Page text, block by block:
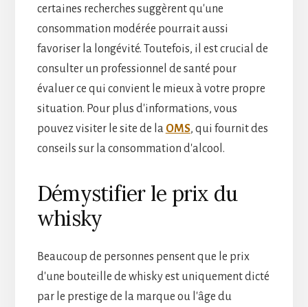
certaines recherches suggèrent qu'une
consommation modérée pourrait aussi
favoriser la longévité. Toutefois, il est crucial de
consulter un professionnel de santé pour
évaluer ce qui convient le mieux à votre propre
situation. Pour plus d'informations, vous
pouvez visiter le site de la OMS, qui fournit des
conseils sur la consommation d'alcool.
Démystifier le prix du
whisky
Beaucoup de personnes pensent que le prix
d'une bouteille de whisky est uniquement dicté
par le prestige de la marque ou l'âge du